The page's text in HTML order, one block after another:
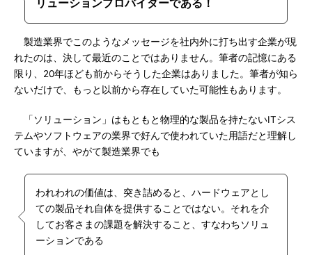
リューションプロバイダーである！
製造業界でこのようなメッセージを社内外に打ち出す企業が現
れたのは、決して最近のことではありません。筆者の記憶にある
限り、20年ほども前からそうした企業はありました。筆者が知ら
ないだけで、もっと以前から存在していた可能性もあります。
「ソリューション」はもともと物理的な製品を持たないITシス
テムやソフトウェアの業界で好んで使われていた用語だと理解し
ていますが、やがて製造業界でも
われわれの価値は、突き詰めると、ハードウェアとし
ての製品それ自体を提供することではない。それを介
してお客さまの課題を解決すること、すなわちソリュ
ーションである